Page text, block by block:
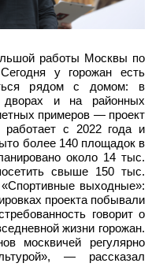
работы Москвы по
у горожан есть
рядом с домом: в
и на районных
примеров — проект
с 2022 года и
более 140 площадок в
около 14 тыс.
свыше 150 тыс.
выходные»:
проекта побывали
говорит о
жизни горожан.
москвичей регулярно
— рассказал